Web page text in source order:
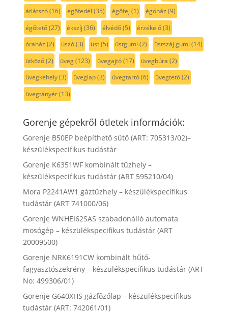
átlátszó(16) égőfedél (35) égőfej (1) égőház (9)
égőtető(27) ékszíj (36) élvédő(5) érzékelő(3)
óraház (2) úszó(3) üst(5) üstgumi (2) üstszáj gumi (14)
ütköző(2) üveg(123) üvegajtó(17) üvegbúra (2)
üvegkehely(3) üveglap(3) üvegtartó(6) üvegtető(2)
üvegtányér(13)
Gorenje gépekről ötletek információk:
Gorenje B50EP beépíthető sütő (ART: 705313/02)–
készülékspecifikus tudástár
Gorenje K6351WF kombinált tűzhely –
készülékspecifikus tudástár (ART 595210/04)
Mora P2241AW1 gáztűzhely – készülékspecifikus
tudástár (ART 741000/06)
Gorenje WNHEI62SAS szabadonálló automata
mosógép – készülékspecifikus tudástár (ART
20009500)
Gorenje NRK6191CW kombinált hűtő-
fagyasztószekrény – készülékspecifikus tudástár (ART
No: 499306/01)
Gorenje G640XHS gázfőzőlap – készülékspecifikus
tudástár (ART: 742061/01)